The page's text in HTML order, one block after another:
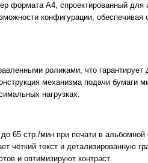
формата A4, спроектированный для
конфигурации,
роликами, что
механизма подачи бумаги
нагрузках.
65 стр./мин при печати в
чёткий текст и детализированную
и оптимизируют контраст.